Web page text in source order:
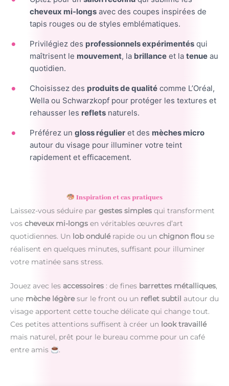
cheveux mi-longsavec des coupes inspirées de
tapis rouges ou de styles emblématiques.
Privilégiez des professionnels expérimentésqui
maîtrisent le mouvement, la brillanceet la tenueau
quotidien.
Choisissez des produits de qualitécomme L’Oréal,
Wella ou Schwarzkopf pour protéger les textures et
rehausser les refletsnaturels.
Préférez un gloss régulieret des mèches micro
autour du visage pour illuminer votre teint
rapidement et efficacement.
Inspiration et cas pratiques
Laissez-vous séduire par gestes simples qui transforment
vos cheveux mi-longs en véritables œuvres d’art
quotidiennes. Un lob ondulérapide ou un chignon flou se
réalisent en quelques minutes, suffisant pour illuminer
votre matinée sans stress.
Jouez avec les accessoires : de fines barrettes métalliques,
une mèche légèresur le front ou un reflet subtil
autour du
visage apportent cette touche délicate qui change tout.
Ces petites attentions suffisent à créer un look travaillé
mais naturel, prêt pour le bureau comme pour un café
entre amis
.